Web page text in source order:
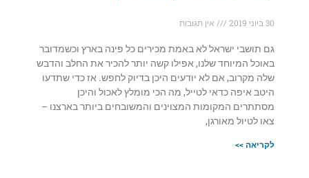
30 ביוני 2019 אין תגובות
גם תושבי ישראל לא באמת מכירים כל פינה בארץ וכשמדובר
באוכל המיוחד שלנו, אפילו קשה יותר להכיר את החלב והדבש
שלה מקרוב, אם לא יודעים היכן בדיוק לחפש. אז כדי שתדעו
היטב איפה כדאי לטייל, מה הכי מומלץ לאכול והיכן
מסתתרים המקומות המצוינים והמשובחים ביותר בארצנו –
צאו לטיול מאורגן,
לקריאה >>